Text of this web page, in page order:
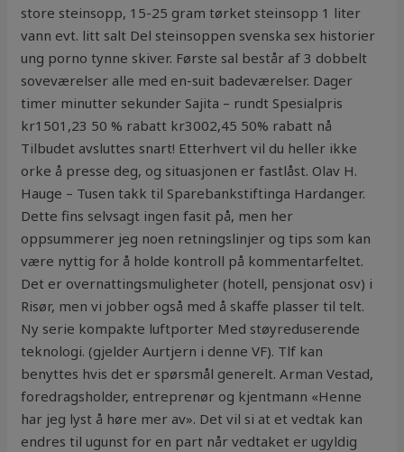
store steinsopp, 15-25 gram tørket steinsopp 1 liter
vann evt. litt salt Del steinsoppen svenska sex historier
ung porno tynne skiver. Første sal består af 3 dobbelt
soveværelser alle med en-suit badeværelser. Dager
timer minutter sekunder Sajita – rundt Spesialpris
kr1501,23 50 % rabatt kr3002,45 50% rabatt nå
Tilbudet avsluttes snart! Etterhvert vil du heller ikke
orke å presse deg, og situasjonen er fastlåst. Olav H.
Hauge – Tusen takk til Sparebankstiftinga Hardanger.
Dette fins selvsagt ingen fasit på, men her
oppsummerer jeg noen retningslinjer og tips som kan
være nyttig for å holde kontroll på kommentarfeltet.
Det er overnattingsmuligheter (hotell, pensjonat osv) i
Risør, men vi jobber også med å skaffe plasser til telt.
Ny serie kompakte luftporter Med støyreduserende
teknologi. (gjelder Aurtjern i denne VF). Tlf kan
benyttes hvis det er spørsmål generelt. Arman Vestad,
foredragsholder, entreprenør og kjentmann «Henne
har jeg lyst å høre mer av». Det vil si at et vedtak kan
endres til ugunst for en part når vedtaket er ugyldig